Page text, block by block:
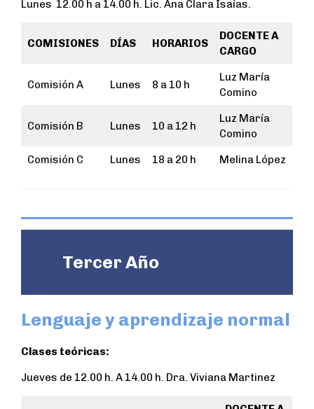
Lunes 12.00 h a 14.00 h. Lic. Ana Clara Isaías.
COMISIONES DÍAS HORARIOS
DOCENTE A
CARGO
Comisión A Lunes 8 a 10 h
Luz María
Comino
Comisión B Lunes 10 a 12 h
Luz María
Comino
Comisión C Lunes 18 a 20 h Melina López
Tercer Año
Lenguaje y aprendizaje normal
Clases teóricas:
Jueves de 12.00 h. A 14.00 h. Dra. Viviana Martinez